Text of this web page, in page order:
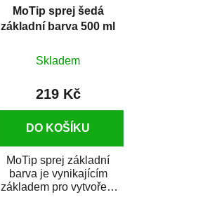
MoTip sprej šedá
základní barva 500 ml
Skladem
219 Kč
DO KOŠÍKU
MoTip sprej základní
barva je vynikajícím
základem pro vytvoření